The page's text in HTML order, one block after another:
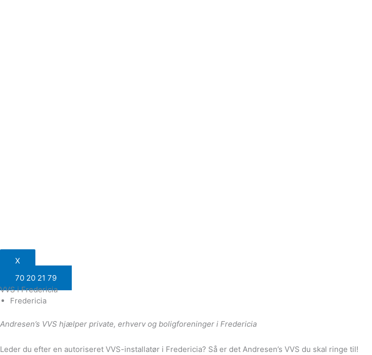
X
70 20 21 79
VVS i Fredericia
Fredericia
Andresen’s VVS hjælper private, erhverv og boligforeninger i Fredericia
Leder du efter en autoriseret VVS-installatør i Fredericia? Så er det Andresen’s VVS du skal ringe til!